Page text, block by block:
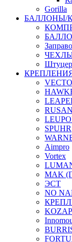
Gorilla
БАЛЛОНЫ/
RUSAN
SPUHR
Aimpro
Vortex
MAK
ЭСТ
NO
KOZAP